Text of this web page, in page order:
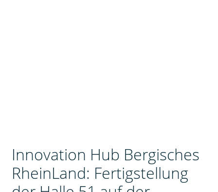
Innovation Hub Bergisches
RheinLand: Fertigstellung